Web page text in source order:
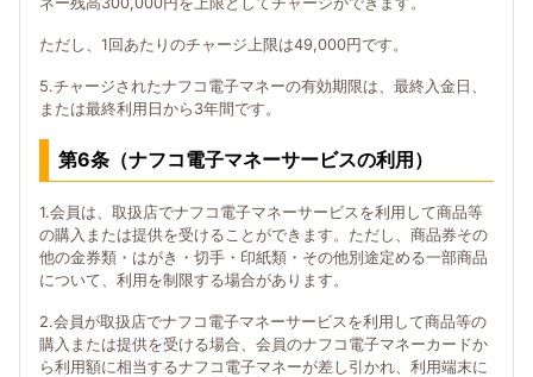
ただし、1回あたりのチャージ上限は49,000円です。
5.チャージされたナフコ電子マネーの有効期限は、最終入金日、
または最終利用日から3年間です。
第6条（ナフコ電子マネーサービスの利用）
1.会員は、取扱店でナフコ電子マネーサービスを利用して商品等
の購入または提供を受けることができます。ただし、商品券その
他の金券類・はがき・切手・印紙類・その他別途定める一部商品
について、利用を制限する場合があります。
2.会員が取扱店でナフコ電子マネーサービスを利用して商品等の
購入または提供を受ける場合、会員のナフコ電子マネーカードか
ら利用額に相当するナフコ電子マネーが差し引かれ、利用端末に